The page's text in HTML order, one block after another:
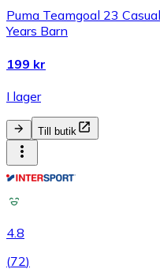
Puma Teamgoal 23
Years Barn
199 kr
I lager
Till butik
4.8
(72)